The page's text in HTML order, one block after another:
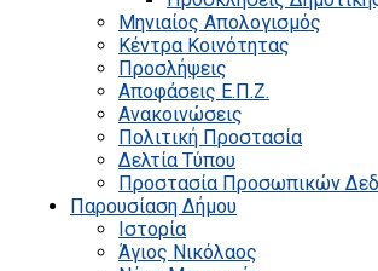
Μηνιαίος Απολογισμός
Κέντρα Κοινότητας
Προσλήψεις
Αποφάσεις Ε.Π.Ζ.
Ανακοινώσεις
Πολιτική Προστασία
Δελτία Τύπου
Προστασία Προσωπικών
Παρουσίαση Δήμου
Ιστορία
Άγιος Νικόλαος